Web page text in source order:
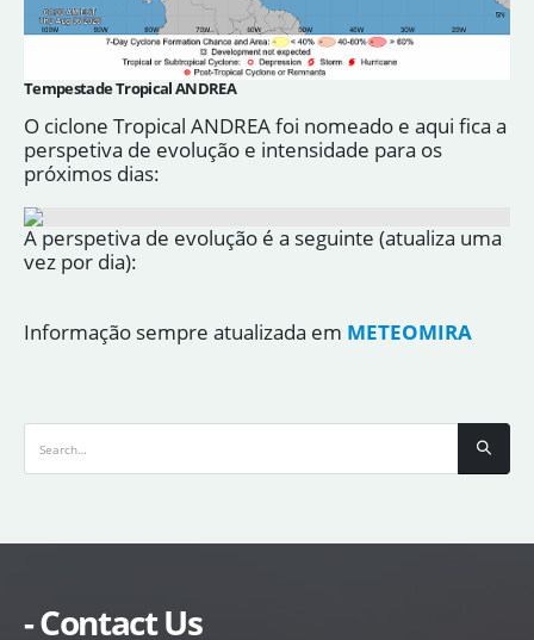
Tempestade Tropical ANDREA
O ciclone Tropical ANDREA foi nomeado e aqui fica a
perspetiva de evolução e intensidade para os
próximos dias:
A perspetiva de evolução é a seguinte (atualiza uma
vez por dia):
Informação sempre atualizada em METEOMIRA
- Contact Us